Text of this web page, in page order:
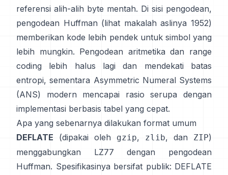
referensi alih-alih byte mentah. Di sisi pengodean,
pengodean Huffman (lihat makalah aslinya 1952)
memberikan kode lebih pendek untuk simbol yang
lebih mungkin. Pengodean aritmetika dan range
coding
lebih halus lagi dan mendekati batas
entropi, sementara Asymmetric Numeral Systems
(ANS)
modern mencapai rasio serupa dengan
implementasi berbasis tabel yang cepat.
Apa yang sebenarnya dilakukan format umum
DEFLATE (dipakai oleh gzip, zlib, dan ZIP)
menggabungkan LZ77 dengan pengodean
Huffman. Spesifikasinya bersifat publik: DEFLATE